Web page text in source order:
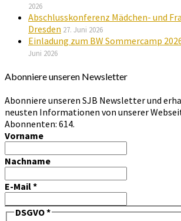
2026
Abschlusskonferenz Mädchen- und
Dresden 27. Juni 2026
Einladung zum BW Sommercamp
Juni 2026
Abonniere unseren Newsletter
Abonniere unseren SJB Newsletter und
neusten Informationen von unserer
Abonnenten: 614.
Vorname
Nachname
E-Mail*
DSGVO*